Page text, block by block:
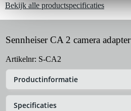
Bekijk alle productspecificaties
Sennheiser CA 2 camera adapter
Artikelnr: S-CA2
Productinformatie
Specificaties